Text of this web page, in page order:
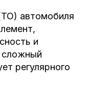
автомобиля
и
сложный
регулярного